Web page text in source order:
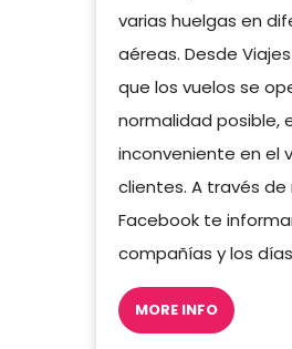
varias huelgas en
aéreas. Desde
que los vuelos se
normalidad posible,
inconveniente en el
clientes. A través
Facebook te
compañías y los
MORE INFO